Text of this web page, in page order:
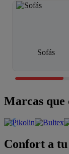
Sofás
Marcas que
Confort a